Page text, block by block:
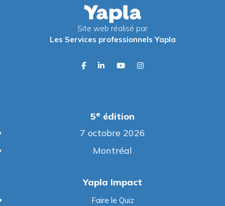
Site web réalisé par
Les Services professionnels Yapla
facebooklinkedinyoutubeinstagram
5e édition
7 octobre 2026
Montréal
Yapla Impact
Faire le Quiz